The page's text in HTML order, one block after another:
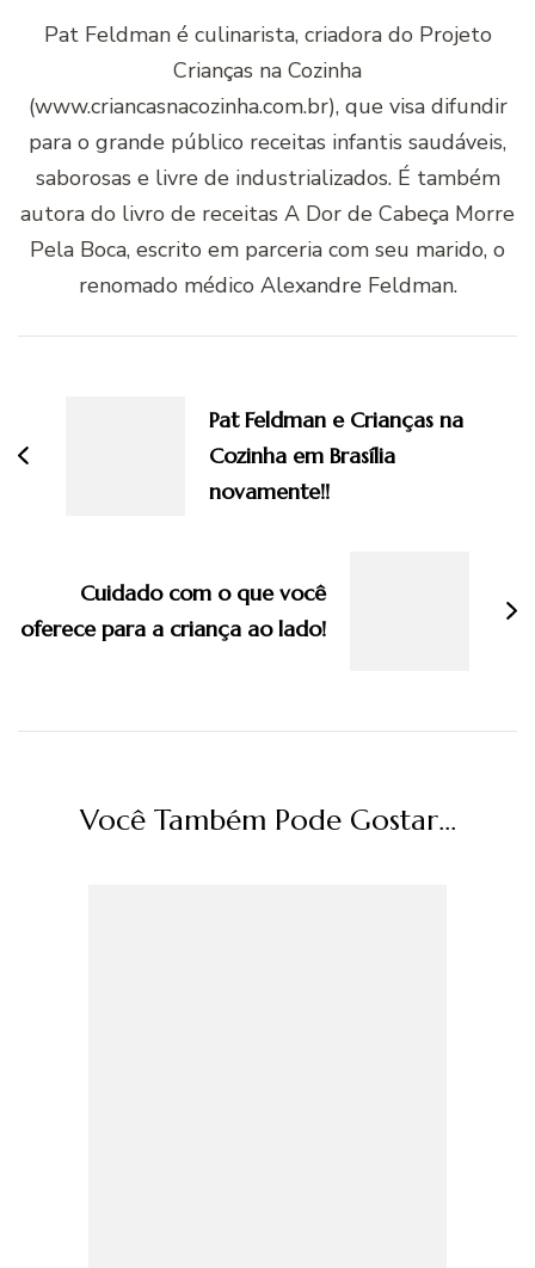
Pat Feldman é culinarista, criadora do Projeto
Crianças na Cozinha
(www.criancasnacozinha.com.br), que visa difundir
para o grande público receitas infantis saudáveis,
saborosas e livre de industrializados. É também
autora do livro de receitas A Dor de Cabeça Morre
Pela Boca, escrito em parceria com seu marido, o
renomado médico Alexandre Feldman.
Pat Feldman e Crianças na
Cozinha em Brasília
novamente!!
Cuidado com o que você
oferece para a criança ao lado!
Você Também Pode Gostar...